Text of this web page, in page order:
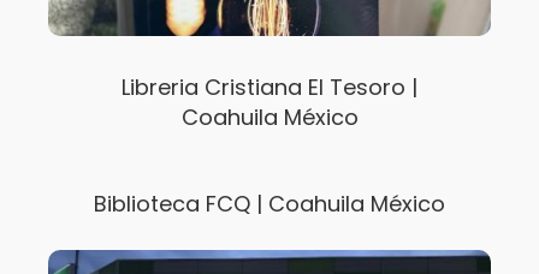
Libreria Cristiana El Tesoro |
Coahuila México
Biblioteca FCQ | Coahuila México